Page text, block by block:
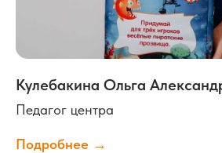
Кулебакина Ольга
Педагог центра
Подробнее →
на частые